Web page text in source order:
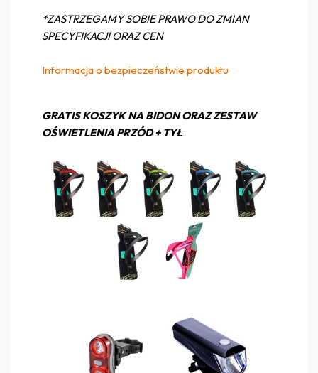
*ZASTRZEGAMY SOBIE PRAWO DO ZMIAN
SPECYFIKACJI ORAZ CEN
Informacja o bezpieczeństwie produktu
GRATIS KOSZYK NA BIDON ORAZ ZESTAW
OŚWIETLENIA PRZÓD + TYŁ